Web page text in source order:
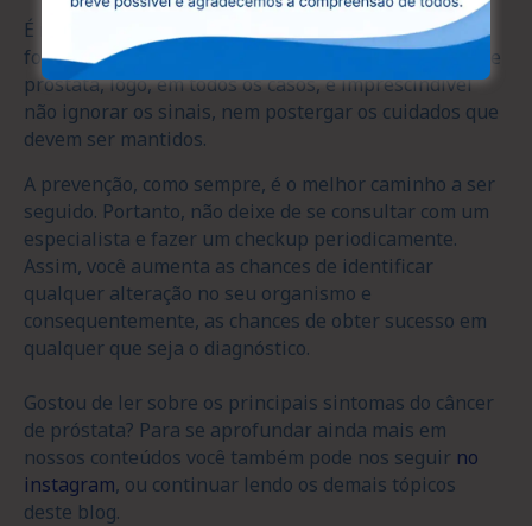
É importante ter em mente que existem muitas
formas de determinar a presença ou não do câncer de
próstata, logo, em todos os casos, é imprescindível
não ignorar os sinais, nem postergar os cuidados que
devem ser mantidos.
A prevenção, como sempre, é o melhor caminho a ser
seguido. Portanto, não deixe de se consultar com um
especialista e fazer um checkup periodicamente.
Assim, você aumenta as chances de identificar
qualquer alteração no seu organismo e
consequentemente, as chances de obter sucesso em
qualquer que seja o diagnóstico.
Gostou de ler sobre os principais sintomas do câncer
de próstata? Para se aprofundar ainda mais em
nossos conteúdos você também pode nos seguir no
instagram, ou continuar lendo os demais tópicos
deste blog.